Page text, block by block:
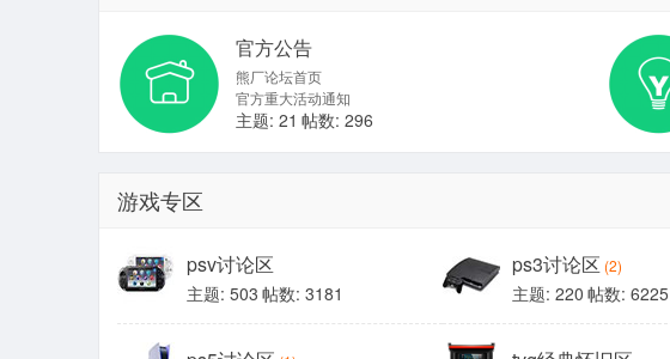
官方公告
熊厂论坛首页
官方重大活动通知
主题: 21 帖数: 296
游戏专区
psv讨论区
主题: 503 帖数: 3181
ps3讨论区 (2)
主题: 220 帖数: 6225